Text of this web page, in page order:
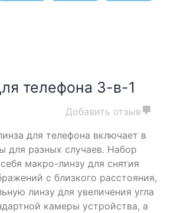
телефона 3-в-1
Добавить отзыв
для телефона включает в
для разных случаев. Набор
макро-линзу для снятия
с близкого расстояния,
линзу для увеличения угла
камеры устройства, а